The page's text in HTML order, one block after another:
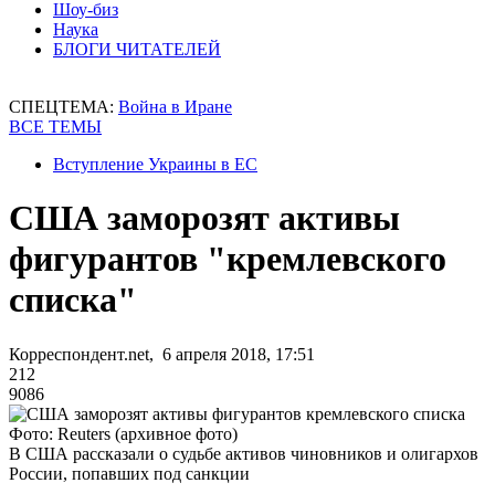
Шоу-биз
Наука
БЛОГИ ЧИТАТЕЛЕЙ
СПЕЦТЕМА: Война в Иране
ВСЕ ТЕМЫ
Вступление Украины в ЕС
США заморозят активы
фигурантов "кремлевского
списка"
Корреспондент.net, 6 апреля 2018, 17:51
212
9086
Фото: Reuters (архивное фото)
В США рассказали о судьбе активов чиновников и олигархов
России, попавших под санкции